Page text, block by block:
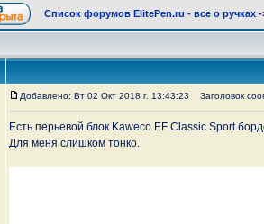
Список форумов ElitePen.ru - все о ручках
Добавлено: Вт 02 Окт 2018 г. 13:43:23 Заголовок
Есть перьевой блок Kaweco EF Classic Sport
Для меня слишком тонко.